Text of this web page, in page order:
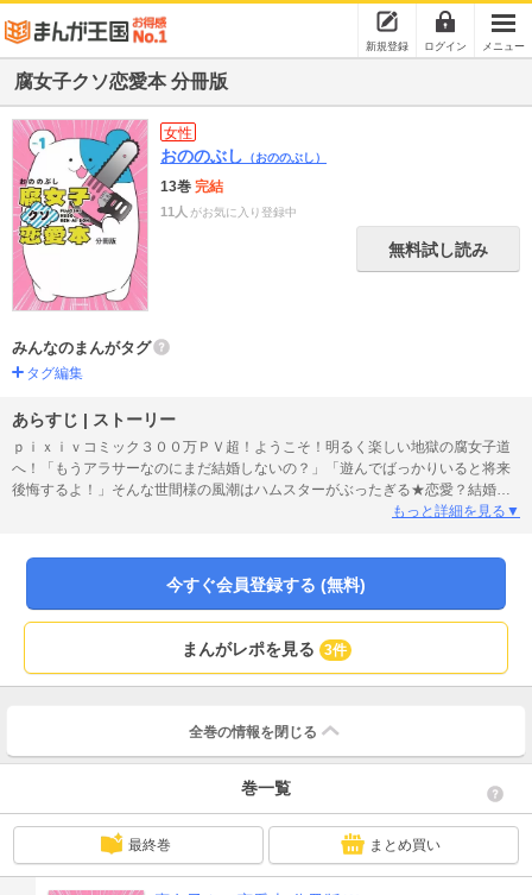
新規登録 ログイン メニュー
腐女子クソ恋愛本 分冊版
女性
おののぶし （おののぶし）
13巻 完結
11人 がお気に入り登録中
無料試し読み
みんなのまんがタグ
タグ編集
あらすじ | ストーリー
ｐｉｘｉｖコミック３００万ＰＶ超！ようこそ！明るく楽しい地獄の腐女子道
へ！「もうアラサーなのにまだ結婚しないの？」「遊んでばっかりいると将来
後悔するよ！」そんな世間様の風潮はハムスターがぶったぎる★恋愛？結婚？
うるせえ好きに生きさせろ！わかりみの声続出…恋愛不適合腐女子あるある満
ＯＮＧ１「ハロー恋愛不適合者たち」を収録。
もっと詳細を見る▼
今すぐ会員登録する (無料)
まんがレポを見る 3件
全巻の情報を 閉じる
巻一覧
最終巻 まとめ買い